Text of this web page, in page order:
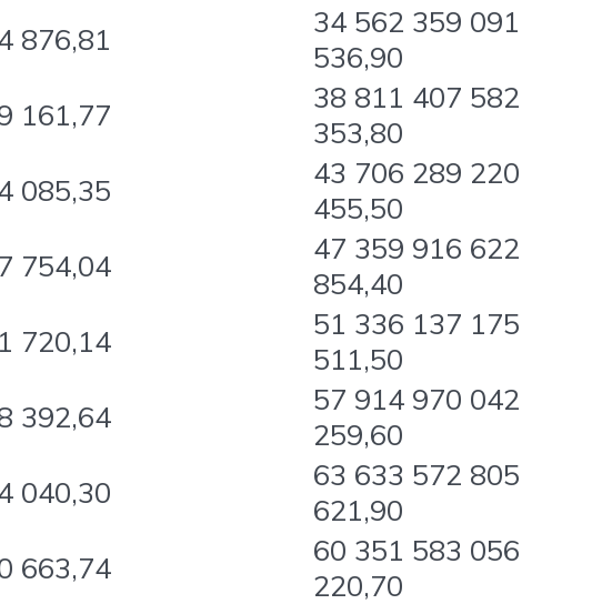
876,81
34 562 359 091
536,90
161,77
38 811 407 582
353,80
085,35
43 706 289 220
455,50
754,04
47 359 916 622
854,40
720,14
51 336 137 175
511,50
392,64
57 914 970 042
259,60
040,30
63 633 572 805
621,90
663,74
60 351 583 056
220,70